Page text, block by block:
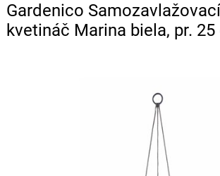
Gardenico
kvetináč Marina biela, pr. 25